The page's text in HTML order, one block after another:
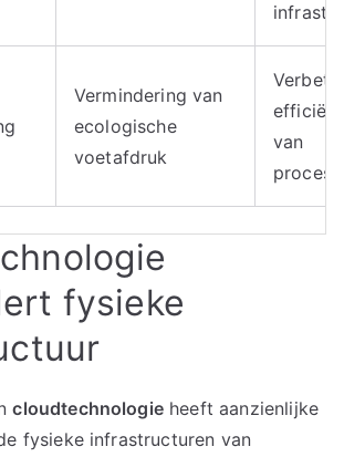
Vermindering van
ecologische
voetafdruk
van
fysieke
cloudtechnologieheeft aanzienlijke
fysieke infrastructuren van